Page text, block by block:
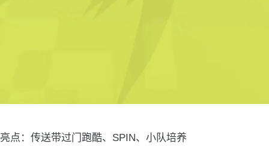
亮点：传送带过门跑酷、SPIN、小队培养